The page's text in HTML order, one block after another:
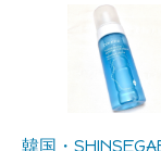
韓国・